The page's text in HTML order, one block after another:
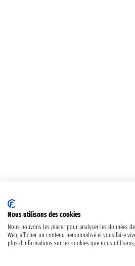
Nous utilisons des cookies
Nous pouvons les placer pour analyser les données
Web, afficher un contenu personnalisé et vous faire
plus d'informations sur les cookies que nous